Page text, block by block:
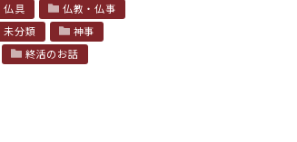
仏具
仏教・仏事
未分類
神事
終活のお話